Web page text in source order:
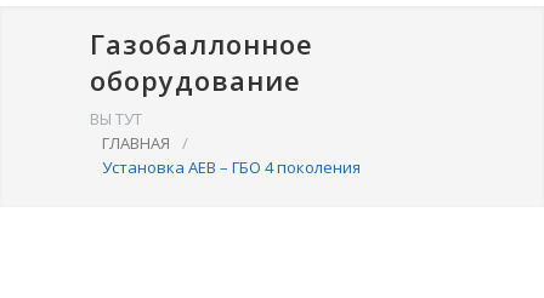
Газобаллонное
оборудование
ВЫ ТУТ
ГЛАВНАЯ
/
Установка AEB – ГБО 4 поколения